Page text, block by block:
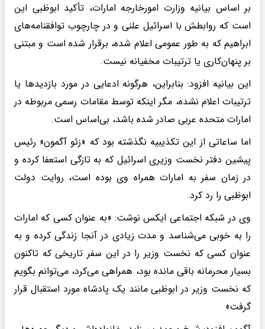
بر اساس بیانیه‌ وزارت امورخارجه امارات، تأکید ابوظبی این
است که روابطش با اسرائیل علنی و در چارچوب توافقنامه‌های
ابراهیم که به طور عمومی اعلام شده، برقرار شده است و مبتنی
بر پنهان‌کاری یا ترتیبات مخفیانه نیست.
این بیانیه افزود: بنابراین، هرگونه ادعایی در مورد بازدیدها یا
ترتیبات اعلام نشده، مگر اینکه توسط مقامات رسمی مربوطه در
امارات متحده عربی صادر شده باشد، بی‌اساس است.
اما ساعاتی از این تکذیبیه نگذشته بود که «زئو آگمون» رئیس
پیشین دفتر نخست وزیری اسرائیل که به تازگی استعفا کرده و
در زمان سفر به امارات همراه وی بوده است، روایت دولت
ابوظبی را رد کرد.
وی در شبکه اجتماعی ایکس نوشت: «به عنوان کسی که امارات
را به خوبی می‌شناسد و مدت زیادی در آنجا زندگی کرده و به
عنوان کسی که نخست وزیر را در این سفر تاریخی که تاکنون
بسیار محرمانه باقی مانده بود، همراهی می‌کرد، می‌توانم بگویم
که نخست وزیر در ابوظبی مانند یک پادشاه مورد استقبال قرار
گرفت»